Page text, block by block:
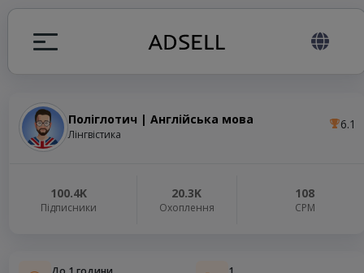
Поліглотич | Англійська мова
Лінгвістика
6.1
100.4K
Підписники
20.3K
Охоплення
108
СРМ